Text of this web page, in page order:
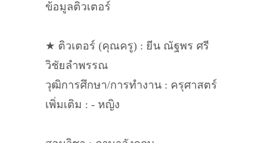
ข้อมูลติวเตอร์
★ ติวเตอร์ (คุณครู) : ยีน ณัฐพร ศรี
วิชัยลำพรรณ
วุฒิการศึกษา/การทำงาน : ครุศาสตร์
เพิ่มเติม : - หญิง